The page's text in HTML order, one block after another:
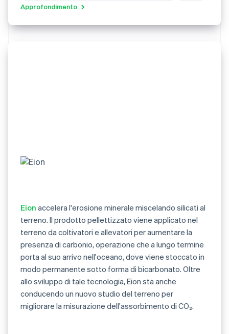
Approfondimento
Eion accelera l'erosione minerale miscelando silicati al
terreno. Il prodotto pellettizzato viene applicato nel
terreno da coltivatori e allevatori per aumentare la
presenza di carbonio, operazione che a lungo termine
porta al suo arrivo nell'oceano, dove viene stoccato in
modo permanente sotto forma di bicarbonato. Oltre
allo sviluppo di tale tecnologia, Eion sta anche
conducendo un nuovo studio del terreno per
migliorare la misurazione dell'assorbimento di CO₂.